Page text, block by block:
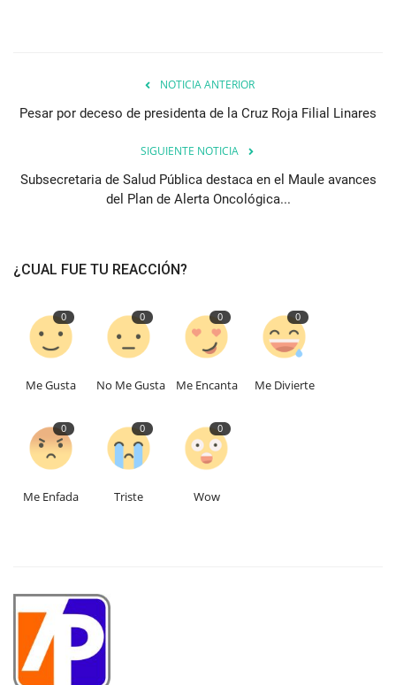
NOTICIA ANTERIOR
Pesar por deceso de presidenta de la Cruz Roja Filial Linares
SIGUIENTE NOTICIA
Subsecretaria de Salud Pública destaca en el Maule avances
del Plan de Alerta Oncológica...
¿CUAL FUE TU REACCIÓN?
0
Me Gusta
0
No Me Gusta
0
Me Encanta
0
Me Divierte
0
Me Enfada
0
Triste
0
Wow